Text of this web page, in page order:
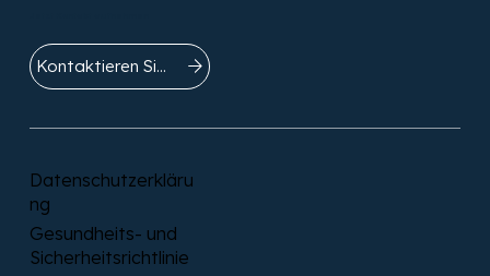
Kontaktieren Sie uns
Datenschutzerkläru
ng
Gesundheits- und
Sicherheitsrichtlinie